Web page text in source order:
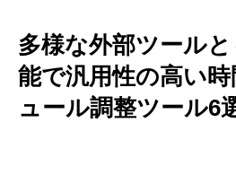
多様な外部ツール
能で汎用性の高い
ュール調整ツール6